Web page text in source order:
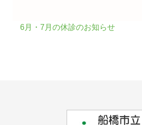
6月・7月の休診のお知らせ